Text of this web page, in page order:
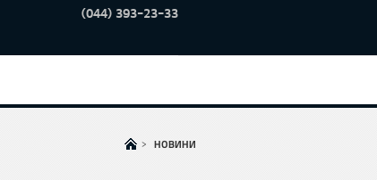
(044) 393-23-33
> НОВИНИ